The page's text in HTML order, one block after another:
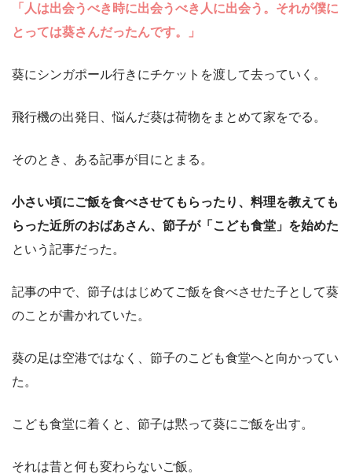
「人は出会うべき時に出会うべき人に出会う。それが僕に
とっては葵さんだったんです。」
葵にシンガポール行きにチケットを渡して去っていく。
飛行機の出発日、悩んだ葵は荷物をまとめて家をでる。
そのとき、ある記事が目にとまる。
小さい頃にご飯を食べさせてもらったり、料理を教えても
らった近所のおばあさん、節子が「こども食堂」を始めた
という記事だった。
記事の中で、節子ははじめてご飯を食べさせた子として葵
のことが書かれていた。
葵の足は空港ではなく、節子のこども食堂へと向かってい
た。
こども食堂に着くと、節子は黙って葵にご飯を出す。
それは昔と何も変わらないご飯。